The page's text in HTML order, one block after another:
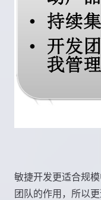
敏捷开发更适合规
团队的作用，所以